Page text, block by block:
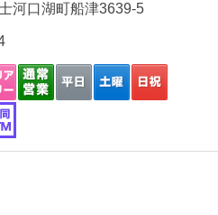
河口湖町船津3639-5